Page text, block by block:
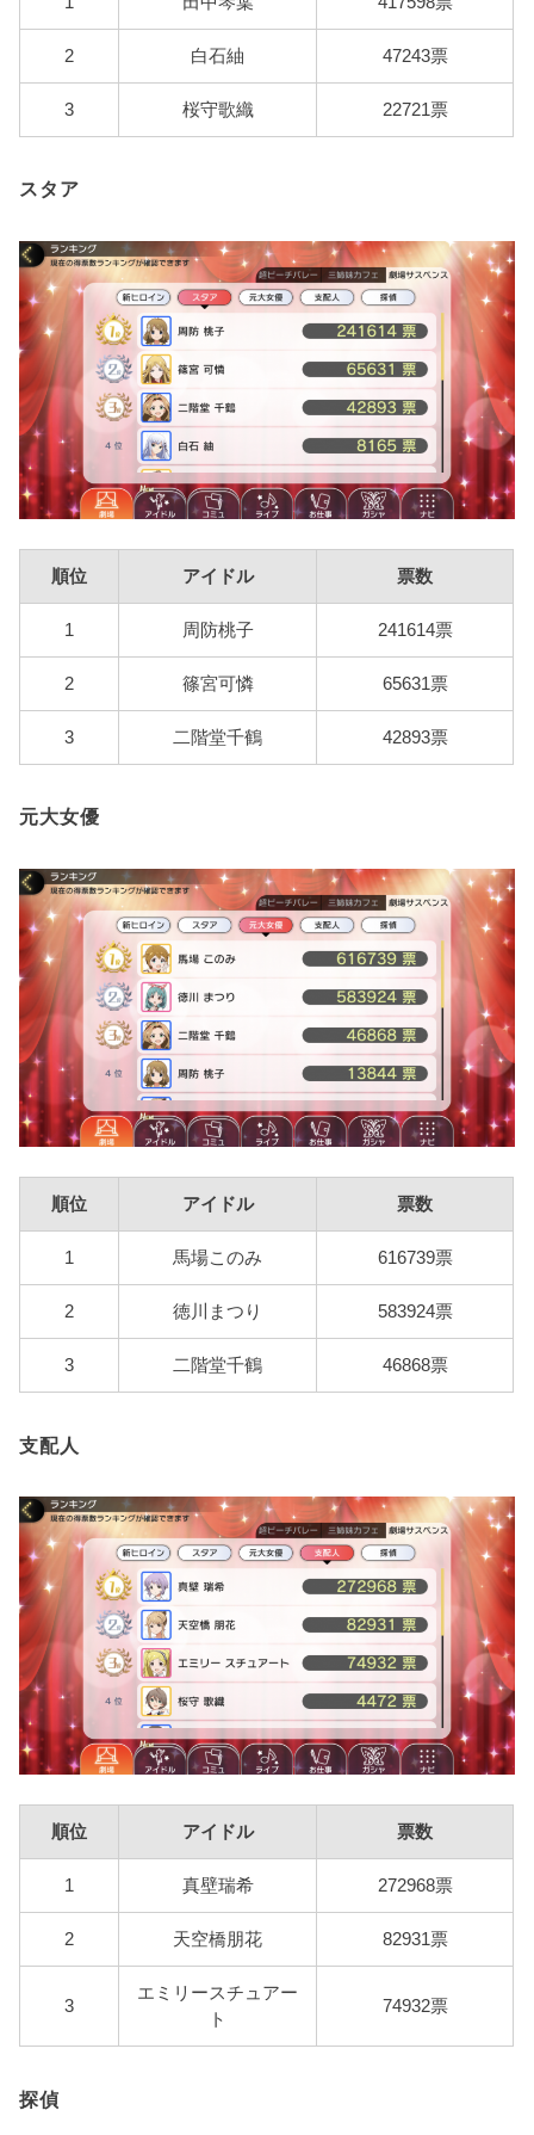
2 白石紬 47243票
3 桜守歌織 22721票
スタア
順位 アイドル 票数
1 周防桃子 241614票
2 篠宮可憐 65631票
3 二階堂千鶴 42893票
元大女優
順位 アイドル 票数
1 馬場このみ 616739票
2 徳川まつり 583924票
3 二階堂千鶴 46868票
支配人
順位 アイドル 票数
1 真壁瑞希 272968票
2 天空橋朋花 82931票
3
エミリースチュアー
ト
74932票
探偵